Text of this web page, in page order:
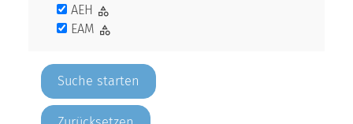
AEH
EAM